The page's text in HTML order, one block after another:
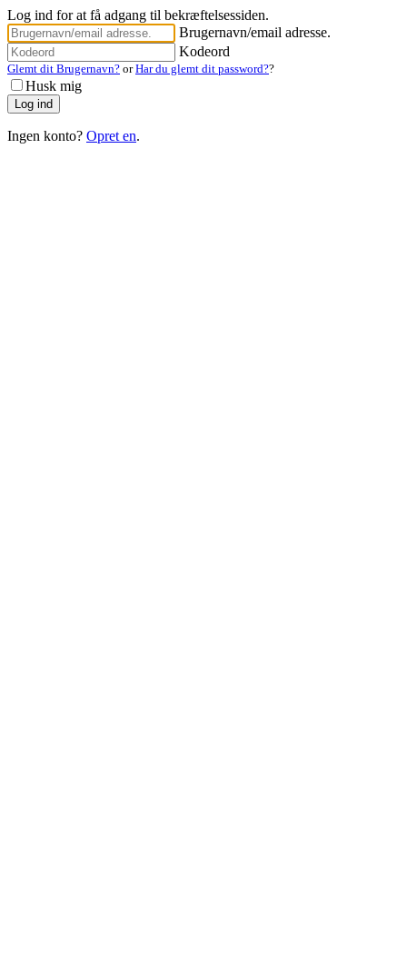
Log ind for at få adgang til bekræftelsessiden.
Brugernavn/email adresse.
Kodeord
Glemt dit Brugernavn? orHar du glemt dit password??
Husk mig
Ingen konto? Opret en.